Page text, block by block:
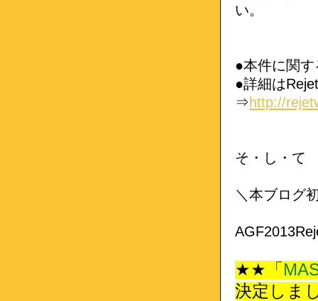
い。
●本件に関
●詳細は
⇒ http://
そ・し・て
＼本ブログ
★★「
決定しま